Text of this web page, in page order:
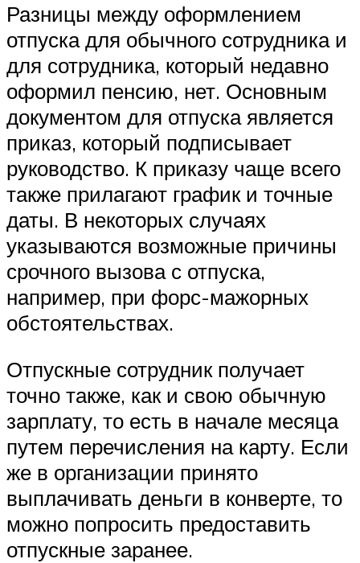
Разницы между оформлением
отпуска для обычного сотрудника и
для сотрудника, который недавно
оформил пенсию, нет. Основным
документом для отпуска является
приказ, который подписывает
руководство. К приказу чаще всего
также прилагают график и точные
даты. В некоторых случаях
указываются возможные причины
срочного вызова с отпуска,
например, при форс-мажорных
обстоятельствах.
Отпускные сотрудник получает
точно также, как и свою обычную
зарплату, то есть в начале месяца
путем перечисления на карту. Если
же в организации принято
выплачивать деньги в конверте, то
можно попросить предоставить
отпускные заранее.